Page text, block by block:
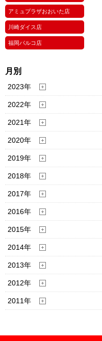
アミュプラザおおいた店
川崎ダイス店
福岡パルコ店
月別
2023年
2022年
2021年
2020年
2019年
2018年
2017年
2016年
2015年
2014年
2013年
2012年
2011年